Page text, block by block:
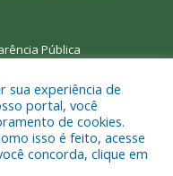
Pública
Municipal de Bom Jesus
sua experiência de
portal, você
de cookies.
isso é feito, acesse
concorda, clique em